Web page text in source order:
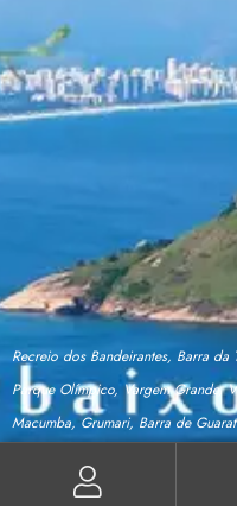
Recreio dos Bandeirantes, Barra
Parque Olímpico, Vargem Grande,
Macumba, Grumari, Barra de